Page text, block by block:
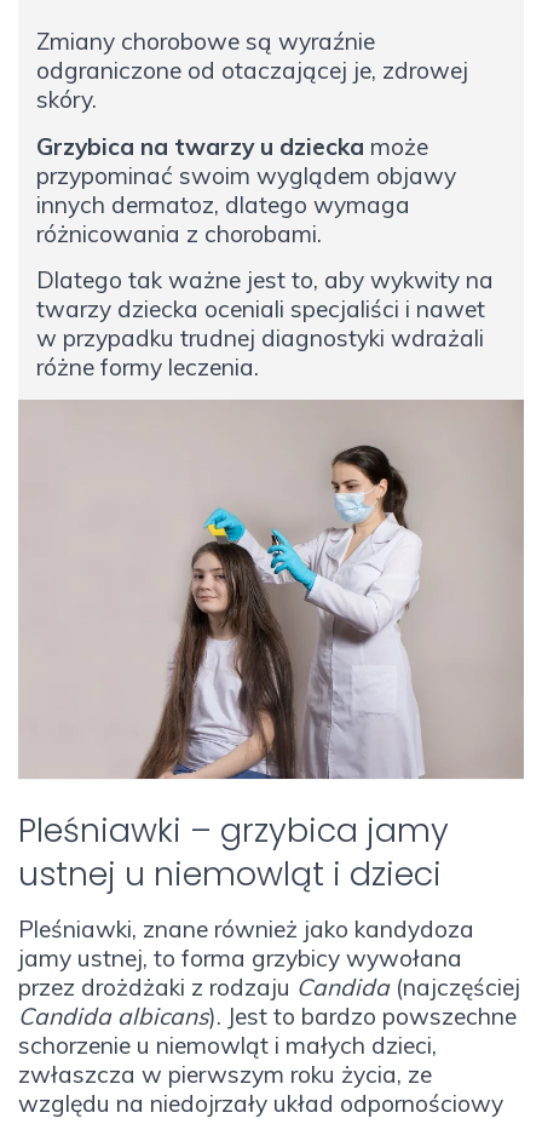
Zmiany chorobowe są wyraźnie
odgraniczone od otaczającej je, zdrowej
skóry.
Grzybica na twarzy u dziecka może
przypominać swoim wyglądem objawy
innych dermatoz, dlatego wymaga
różnicowania z chorobami.
Dlatego tak ważne jest to, aby wykwity na
twarzy dziecka oceniali specjaliści i nawet
w przypadku trudnej diagnostyki wdrażali
różne formy leczenia.
Pleśniawki – grzybica jamy
ustnej u niemowląt i dzieci
Pleśniawki, znane również jako kandydoza
jamy ustnej, to forma grzybicy wywołana
przez drożdżaki z rodzaju Candida(najczęściej
Candida albicans). Jest to bardzo powszechne
schorzenie u niemowląt i małych dzieci,
zwłaszcza w pierwszym roku życia, ze
względu na niedojrzały układ odpornościowy